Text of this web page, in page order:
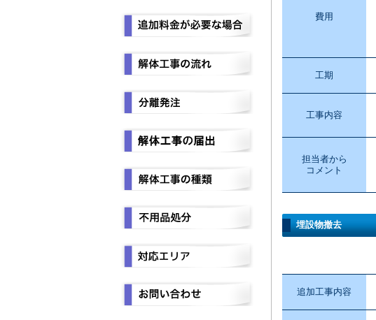
費用
工期
工事内容
担当者から
コメント
埋設物撤去
追加工事内容